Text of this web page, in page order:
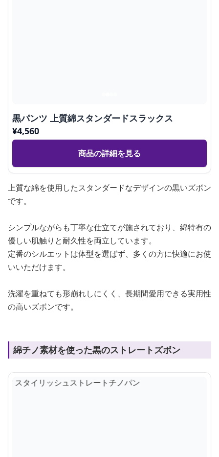
黒パンツ 上質綿スタンダードスラックス
¥4,560
商品の詳細を見る
上質な綿を使用したスタンダードなデザインの黒いズボン
です。
シンプルながらも丁寧な仕立てが施されており、綿特有の
優しい肌触りと耐久性を両立しています。
定番のシルエットは体型を選ばず、多くの方に快適にお使
いいただけます。
洗濯を重ねても形崩れしにくく、長期間愛用できる実用性
の高いズボンです。
綿チノ素材を使った黒のストレートズボン